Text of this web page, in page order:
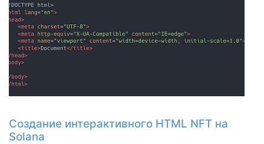
Создание интерактивного HTML NFT на
Solana